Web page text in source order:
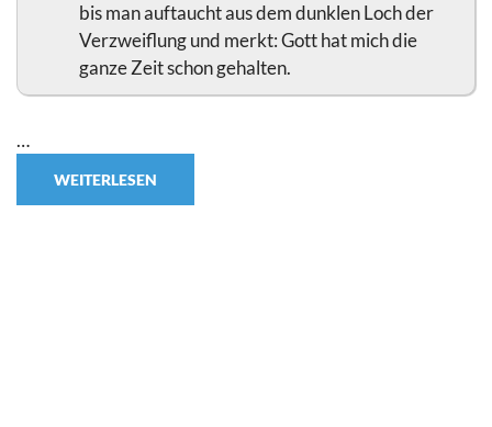
bis man auftaucht aus dem dunklen Loch der
Verzweiflung und merkt: Gott hat mich die
ganze Zeit schon gehalten.
…
WEITERLESEN